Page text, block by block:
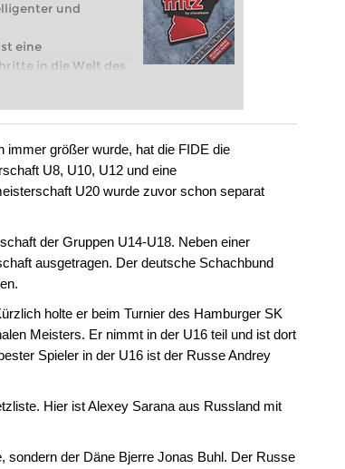
und
eine
in die Welt des
spielen: Mit
immer größer wurde, hat die FIDE die
U8, U10, U12 und eine
U20 wurde zuvor schon separat
der Gruppen U14-U18. Neben einer
ausgetragen. Der deutsche Schachbund
holte er beim Turnier des Hamburger SK
Meisters. Er nimmt in der U16 teil und ist dort
Spieler in der U16 ist der Russe Andrey
Hier ist Alexey Sarana aus Russland mit
sondern der Däne Bjerre Jonas Buhl. Der Russe